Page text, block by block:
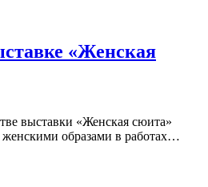
«Женская
выставки «Женская сюита»
женскими образами в работах…